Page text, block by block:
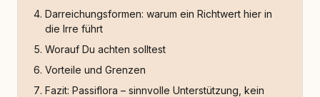
Darreichungsformen: warum ein Richtwert hier in
die Irre führt
Worauf Du achten solltest
Vorteile und Grenzen
Fazit: Passiflora – sinnvolle Unterstützung, kein